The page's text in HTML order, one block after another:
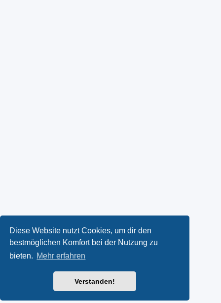
Diese Website nutzt Cookies, um dir den
bestmöglichen Komfort bei der Nutzung zu
bieten. Mehr erfahren
Verstanden!